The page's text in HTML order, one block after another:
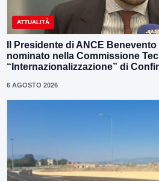
ATTUALITÀ
Il Presidente di ANCE
nominato nella Commissione
“Internazionalizzazione” di
6 AGOSTO 2026